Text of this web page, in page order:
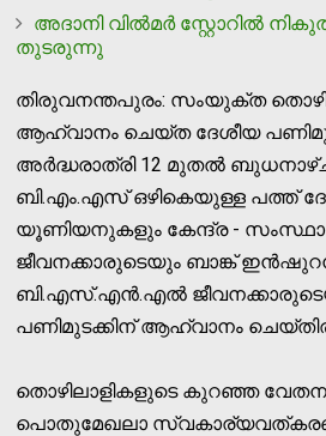
അദാനി വില്‍മര്‍ സ്റ്റോറില്‍
തുടരുന്നു
തിരുവനന്തപുരം: സംയുക്ത
ആഹ്വാനം ചെയ്ത ദേശീയ
അര്‍ദ്ധരാത്രി 12 മുതല്‍ ബുധനാഴ്ച
ബി.എം.എസ് ഒഴികെയുള്ള പത്ത്
യൂണിയനുകളും കേന്ദ്ര -
ജീവനക്കാരുടെയും ബാങ്ക്
ബി.എസ്.എന്‍.എല്‍
പണിമുടക്കിന് ആഹ്വാനം
തൊഴിലാളികളുടെ കുറഞ്ഞ
പൊതുമേഖലാ